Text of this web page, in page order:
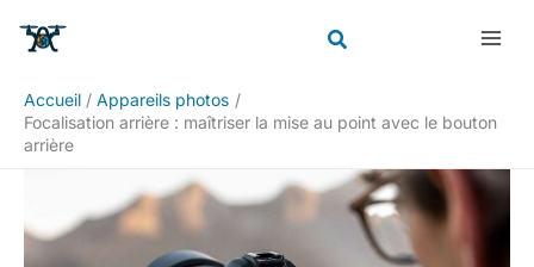
Accueil
Appareils photos
Focalisation arrière : maîtriser la mise au point avec le bouton
arrière